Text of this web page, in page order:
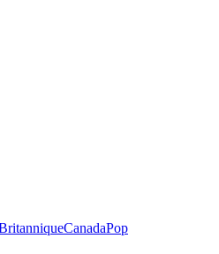
CanadaPop